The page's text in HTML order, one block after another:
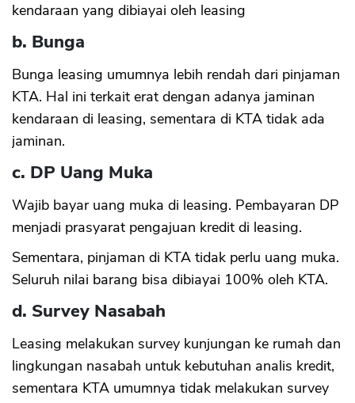
kendaraan yang dibiayai oleh leasing
b. Bunga
Bunga leasing umumnya lebih rendah dari pinjaman
KTA. Hal ini terkait erat dengan adanya jaminan
kendaraan di leasing, sementara di KTA tidak ada
jaminan.
c. DP Uang Muka
Wajib bayar uang muka di leasing. Pembayaran DP
menjadi prasyarat pengajuan kredit di leasing.
Sementara, pinjaman di KTA tidak perlu uang muka.
Seluruh nilai barang bisa dibiayai 100% oleh KTA.
d. Survey Nasabah
Leasing melakukan survey kunjungan ke rumah dan
lingkungan nasabah untuk kebutuhan analis kredit,
sementara KTA umumnya tidak melakukan survey